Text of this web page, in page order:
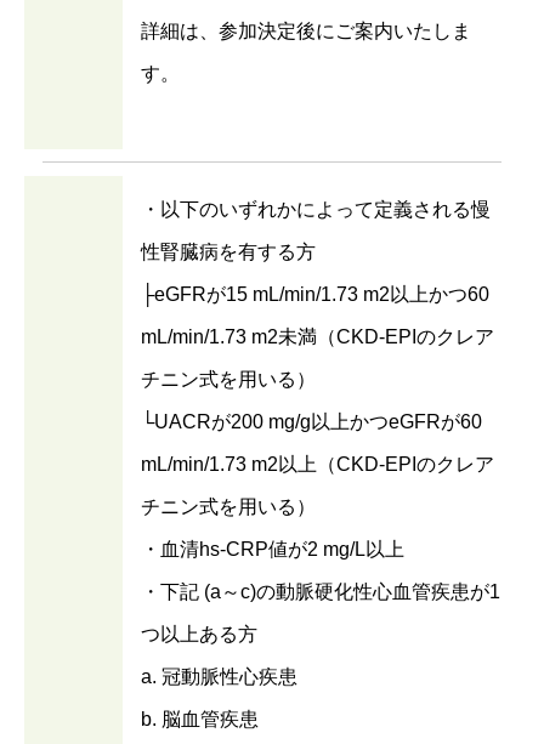
詳細は、参加決定後にご案内いたしま
す。
・以下のいずれかによって定義される慢
性腎臓病を有する方
├eGFRが15 mL/min/1.73 m2以上かつ60
mL/min/1.73 m2未満（CKD-EPIのクレア
チニン式を用いる）
└UACRが200 mg/g以上かつeGFRが60
mL/min/1.73 m2以上（CKD-EPIのクレア
チニン式を用いる）
・血清hs-CRP値が2 mg/L以上
・下記 (a～c)の動脈硬化性心血管疾患が1
つ以上ある方
a. 冠動脈性心疾患
b. 脳血管疾患